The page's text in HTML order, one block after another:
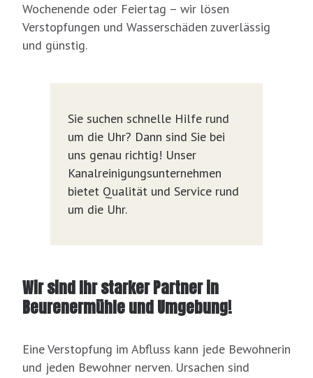
Wochenende oder Feiertag – wir lösen
Verstopfungen und Wasserschäden zuverlässig
und günstig.
Sie suchen schnelle Hilfe rund
um die Uhr? Dann sind Sie bei
uns genau richtig! Unser
Kanalreinigungsunternehmen
bietet Qualität und Service rund
um die Uhr.
Wir sind Ihr starker Partner in
Beurenermühle und Umgebung!
Eine Verstopfung im Abfluss kann jede Bewohnerin
und jeden Bewohner nerven. Ursachen sind